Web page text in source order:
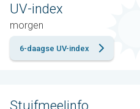
UV-index
morgen
6-daagse UV-index
Stuifmeelinfo